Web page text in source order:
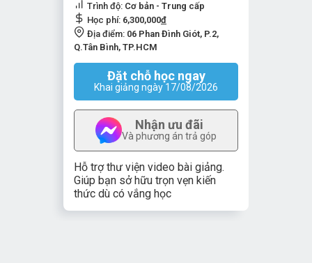
Trình độ: Cơ bản - Trung cấp
Học phí: 6,300,000đ
Địa điểm: 06 Phan Đình Giót, P.2,
Q.Tân Bình, TP.HCM
Đặt chỗ học ngay
Khai giảng ngày 17/08/2026
Nhận ưu đãi
Và phương án trả góp
Hỗ trợ thư viện video bài giảng.
Giúp bạn sở hữu trọn vẹn kiến
thức dù có vắng học